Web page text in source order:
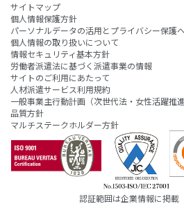
サイトマップ
個人情報保護方針
パーソナルデータの活用とプライバシー保護
個人情報の取り扱いについて
情報セキュリティ基本方針
労働者派遣法に基づく派遣事業の情報
サイトのご利用にあたって
人材派遣サービス利用規約
一般事業主行動計画（次世代法・女性活躍推
品質方針
マルチステークホルダー方針
認証範囲は企業情報に掲載